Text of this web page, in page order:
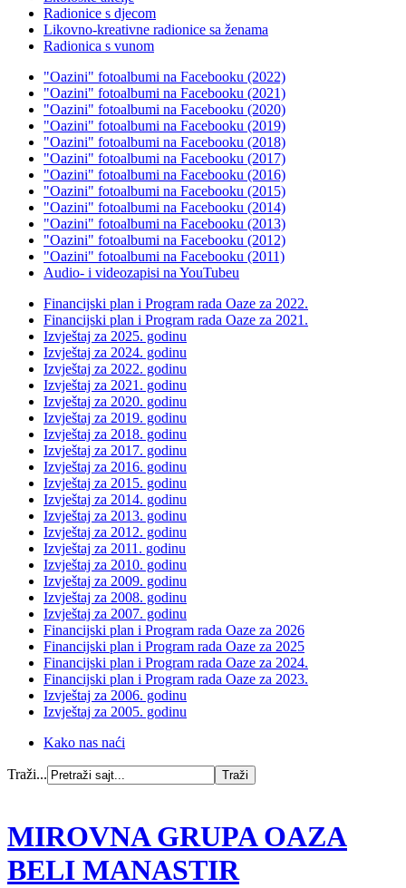
Radionice s djecom
Likovno-kreativne radionice sa ženama
Radionica s vunom
"Oazini" fotoalbumi na Facebooku (2022)
"Oazini" fotoalbumi na Facebooku (2021)
"Oazini" fotoalbumi na Facebooku (2020)
"Oazini" fotoalbumi na Facebooku (2019)
"Oazini" fotoalbumi na Facebooku (2018)
"Oazini" fotoalbumi na Facebooku (2017)
"Oazini" fotoalbumi na Facebooku (2016)
"Oazini" fotoalbumi na Facebooku (2015)
"Oazini" fotoalbumi na Facebooku (2014)
"Oazini" fotoalbumi na Facebooku (2013)
"Oazini" fotoalbumi na Facebooku (2012)
"Oazini" fotoalbumi na Facebooku (2011)
Audio- i videozapisi na YouTubeu
Financijski plan i Program rada Oaze za 2022.
Financijski plan i Program rada Oaze za 2021.
Izvještaj za 2025. godinu
Izvještaj za 2024. godinu
Izvještaj za 2022. godinu
Izvještaj za 2021. godinu
Izvještaj za 2020. godinu
Izvještaj za 2019. godinu
Izvještaj za 2018. godinu
Izvještaj za 2017. godinu
Izvještaj za 2016. godinu
Izvještaj za 2015. godinu
Izvještaj za 2014. godinu
Izvještaj za 2013. godinu
Izvještaj za 2012. godinu
Izvještaj za 2011. godinu
Izvještaj za 2010. godinu
Izvještaj za 2009. godinu
Izvještaj za 2008. godinu
Izvještaj za 2007. godinu
Financijski plan i Program rada Oaze za 2026
Financijski plan i Program rada Oaze za 2025
Financijski plan i Program rada Oaze za 2024.
Financijski plan i Program rada Oaze za 2023.
Izvještaj za 2006. godinu
Izvještaj za 2005. godinu
Kako nas naći
Traži...
MIROVNA GRUPA OAZA
BELI MANASTIR